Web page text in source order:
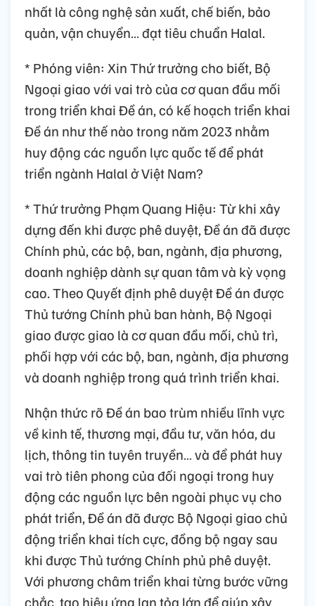
nhất là công nghệ sản xuất, chế biến, bảo
quản, vận chuyển… đạt tiêu chuẩn Halal.
* Phóng viên: Xin Thứ trưởng cho biết, Bộ
Ngoại giao với vai trò của cơ quan đầu mối
trong triển khai Đề án, có kế hoạch triển khai
Đề án như thế nào trong năm 2023 nhằm
huy động các nguồn lực quốc tế để phát
triển ngành Halal ở Việt Nam?
* Thứ trưởng Phạm Quang Hiệu: Từ khi xây
dựng đến khi được phê duyệt, Đề án đã được
Chính phủ, các bộ, ban, ngành, địa phương,
doanh nghiệp dành sự quan tâm và kỳ vọng
cao. Theo Quyết định phê duyệt Đề án được
Thủ tướng Chính phủ ban hành, Bộ Ngoại
giao được giao là cơ quan đầu mối, chủ trì,
phối hợp với các bộ, ban, ngành, địa phương
và doanh nghiệp trong quá trình triển khai.
Nhận thức rõ Đề án bao trùm nhiều lĩnh vực
về kinh tế, thương mại, đầu tư, văn hóa, du
lịch, thông tin tuyên truyền… và để phát huy
vai trò tiên phong của đối ngoại trong huy
động các nguồn lực bên ngoài phục vụ cho
phát triển, Đề án đã được Bộ Ngoại giao chủ
động triển khai tích cực, đồng bộ ngay sau
khi được Thủ tướng Chính phủ phê duyệt.
Với phương châm triển khai từng bước vững
chắc, tạo hiệu ứng lan tỏa lớn để giúp xây